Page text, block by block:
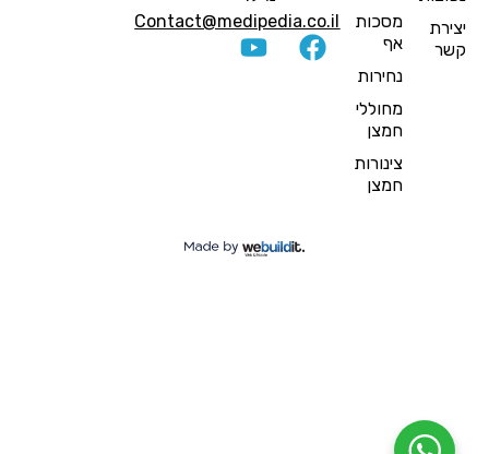
יצירת
קשר
מסכות
נחירות
מחוללי
חמצן
צינורות
חמצן
Contact@medipedia.co.il